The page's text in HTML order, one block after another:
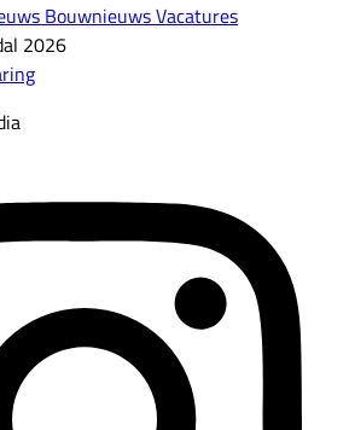
BouwnieuwsVacatures
2026